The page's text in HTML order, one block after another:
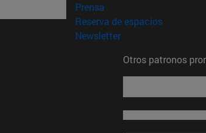
Prensa
Reserva de espacios(abre en
Newsletter(abre en nueva
Otros patronos